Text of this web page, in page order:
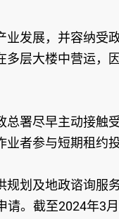
发展，并容纳受
层大楼中营运，
署尽早主动接触
者参与短期租约投
划及地政谘询服
。截至2024年3